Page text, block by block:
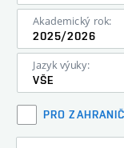
Akademický rok:
2025/2026
Jazyk výuky:
VŠE
PRO